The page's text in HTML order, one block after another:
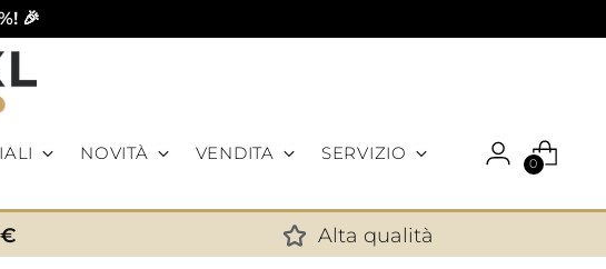
🎉
NOVITÀ VENDITA SERVIZIO
0
✕
Alta qualità